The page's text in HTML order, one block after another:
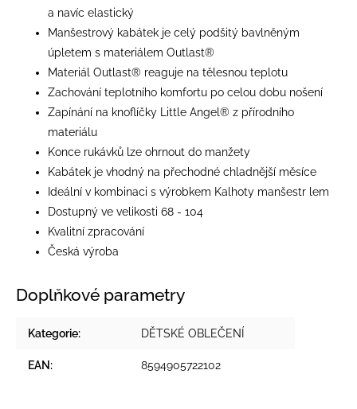
a navíc elastický
Manšestrový kabátek je celý podšitý bavlněným
úpletem s materiálem Outlast®
Materiál Outlast® reaguje na tělesnou teplotu
Zachování teplotního komfortu po celou dobu nošení
Zapínání na knoflíčky Little Angel® z přírodního
materiálu
Konce rukávků lze ohrnout do manžety
Kabátek je vhodný na přechodné chladnější měsíce
Ideální v kombinaci s výrobkem Kalhoty manšestr lem
Dostupný ve velikosti 68 - 104
Kvalitní zpracování
Česká výroba
Doplňkové parametry
Kategorie: DĚTSKÉ OBLEČENÍ
EAN: 8594905722102